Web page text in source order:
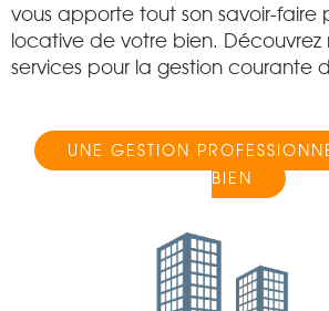
vous apporte tout son savoir-faire
locative de votre bien. Découvrez
services pour la gestion courante
UNE GESTION
BIEN